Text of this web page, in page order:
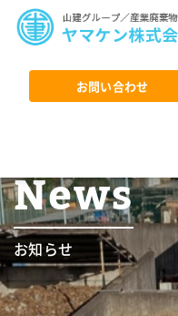
お問い合わせ
News
お知らせ